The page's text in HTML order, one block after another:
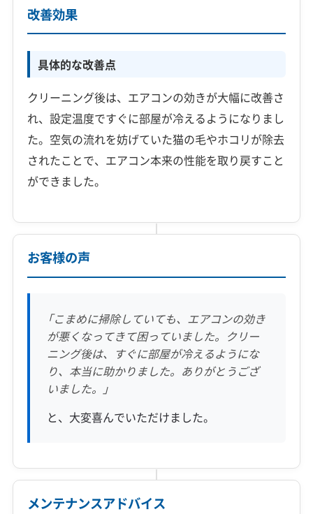
改善効果
具体的な改善点
クリーニング後は、エアコンの効きが大幅に改善さ
れ、設定温度ですぐに部屋が冷えるようになりまし
た。空気の流れを妨げていた猫の毛やホコリが除去
されたことで、エアコン本来の性能を取り戻すこと
ができました。
お客様の声
「こまめに掃除していても、エアコンの効き
が悪くなってきて困っていました。クリー
ニング後は、すぐに部屋が冷えるようにな
り、本当に助かりました。ありがとうござ
いました。」
と、大変喜んでいただけました。
メンテナンスアドバイス